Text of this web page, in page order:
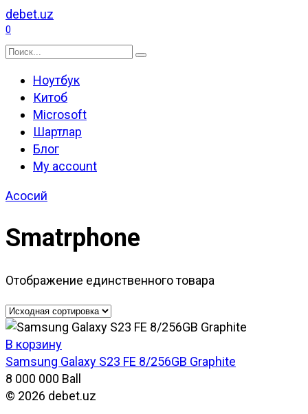
Перейти
к
содержанию
debet.uz
0
Search
Ноутбук
Китоб
Microsoft
Шартлар
Блог
My account
Асосий
Smatrphone
Отображение единственного товара
В корзину
Samsung Galaxy S23 FE 8/256GB Graphite
8 000 000 Ball
© 2026 debet.uz